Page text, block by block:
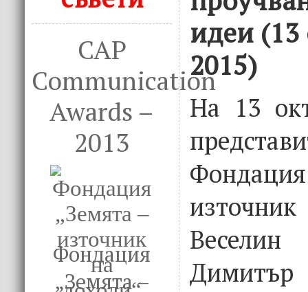
CAP
Communication
Awards –
2013
Фондация
„Земята –
идеи
2015)
На 13
Веселин